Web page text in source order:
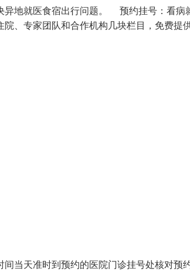
异地就医食宿出行问题。 预约挂号：看病
、专家团队和合作机构几块栏目，免费提
当天准时到预约的医院门诊挂号处核对预